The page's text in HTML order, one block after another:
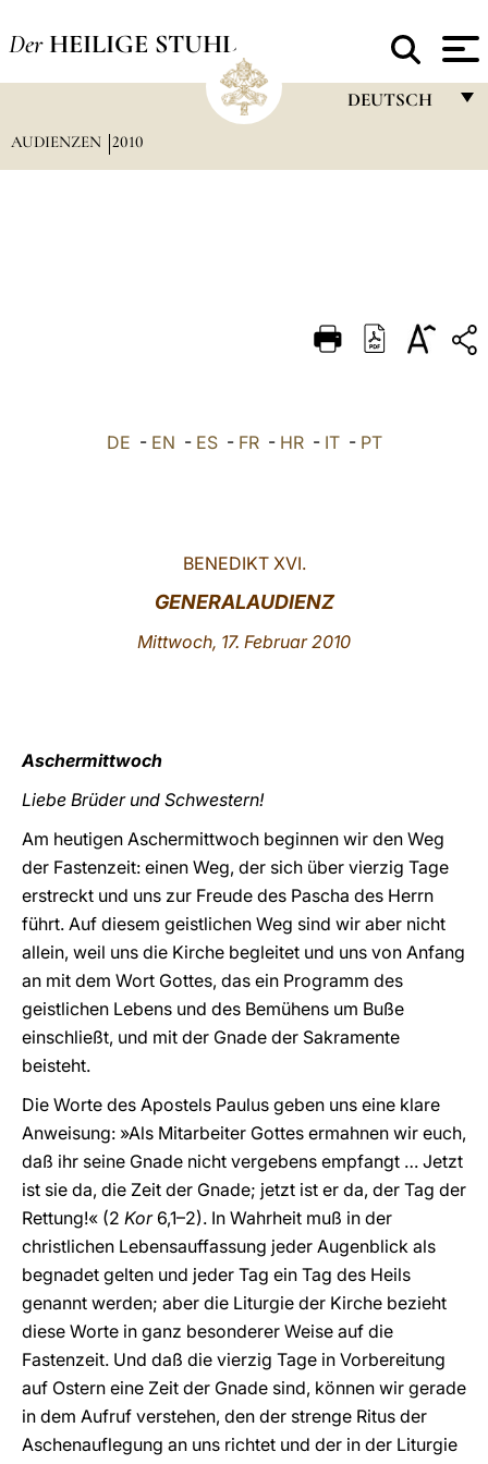
Der HEILIGE STUHL
DEUTSCH
DEUTSCH
العربيّة
AUDIENZEN 2010
DE - EN - ES- FR- HR- IT- PT
BENEDIKT XVI.
GENERALAUDIENZ
Mittwoch, 17. Februar 2010
Aschermittwoch
Liebe Brüder und Schwestern!
Am heutigen Aschermittwoch beginnen wir den Weg
der Fastenzeit: einen Weg, der sich über vierzig Tage
erstreckt und uns zur Freude des Pascha des Herrn
führt. Auf diesem geistlichen Weg sind wir aber nicht
allein, weil uns die Kirche begleitet und uns von Anfang
an mit dem Wort Gottes, das ein Programm des
geistlichen Lebens und des Bemühens um Buße
einschließt, und mit der Gnade der Sakramente
beisteht.
Die Worte des Apostels Paulus geben uns eine klare
Anweisung: »Als Mitarbeiter Gottes ermahnen wir euch,
daß ihr seine Gnade nicht vergebens empfangt … Jetzt
ist sie da, die Zeit der Gnade; jetzt ist er da, der Tag der
Rettung!« (2 Kor6,1–2). In Wahrheit muß in der
christlichen Lebensauffassung jeder Augenblick als
begnadet gelten und jeder Tag ein Tag des Heils
genannt werden; aber die Liturgie der Kirche bezieht
diese Worte in ganz besonderer Weise auf die
Fastenzeit. Und daß die vierzig Tage in Vorbereitung
auf Ostern eine Zeit der Gnade sind, können wir gerade
in dem Aufruf verstehen, den der strenge Ritus der
Aschenauflegung an uns richtet und der in der Liturgie